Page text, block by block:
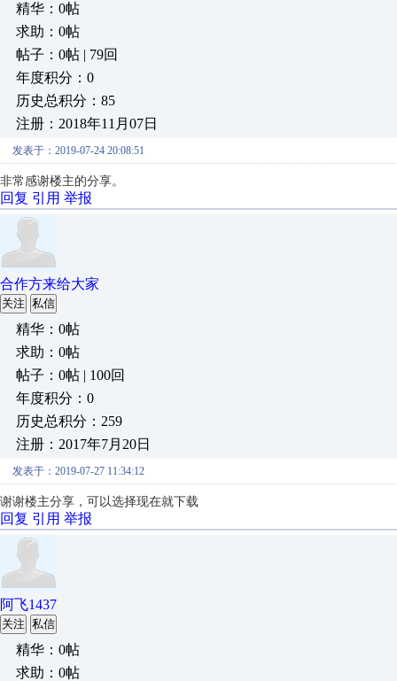
精华：0帖
求助：0帖
帖子：0帖 | 79回
年度积分：0
历史总积分：85
注册：2018年11月07日
发表于：2019-07-24 20:08:51
非常感谢楼主的分享。
回复 引用 举报
合作方来给大家
关注 私信
精华：0帖
求助：0帖
帖子：0帖 | 100回
年度积分：0
历史总积分：259
注册：2017年7月20日
发表于：2019-07-27 11:34:12
谢谢楼主分享，可以选择现在就下载
回复 引用 举报
阿飞1437
关注 私信
精华：0帖
求助：0帖